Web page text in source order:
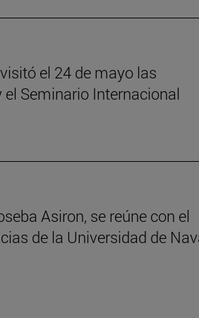
el 24 de mayo las
Seminario Internacional
Asiron, se reúne con el
de la Universidad de